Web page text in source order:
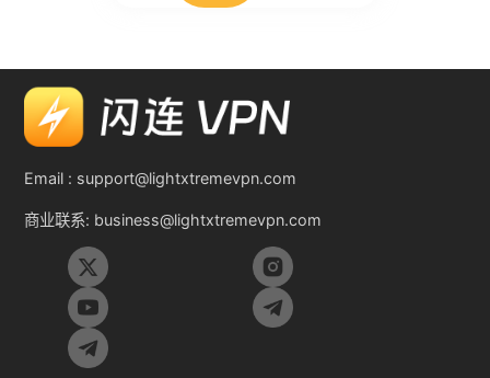
Email : support@lightxtremevpn.com
商业联系: business@lightxtremevpn.com